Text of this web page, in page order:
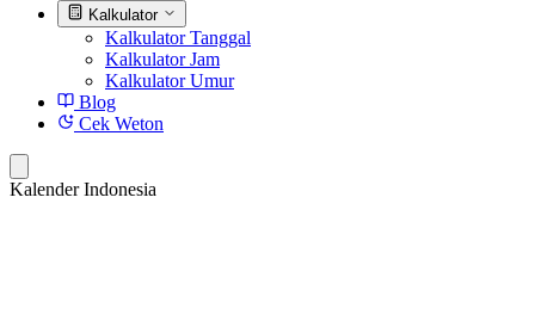
Kalkulator
Kalkulator Tanggal
Kalkulator Jam
Kalkulator Umur
Blog
Cek Weton
Kalender Indonesia